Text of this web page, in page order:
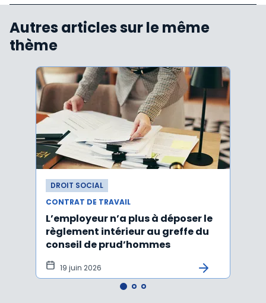
Autres articles sur le même
thème
DROIT SOCIAL
CONTRAT DE TRAVAIL
L’employeur n’a plus à déposer le
règlement intérieur au greffe du
conseil de prud’hommes
19 juin 2026